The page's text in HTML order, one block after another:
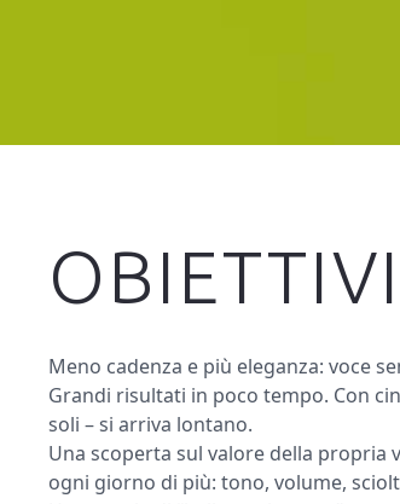
Meno cadenza e più eleganza: voce
Grandi risultati in poco tempo. Con
soli – si arriva lontano.
Una scoperta sul valore della propria
ogni giorno di più: tono, volume,